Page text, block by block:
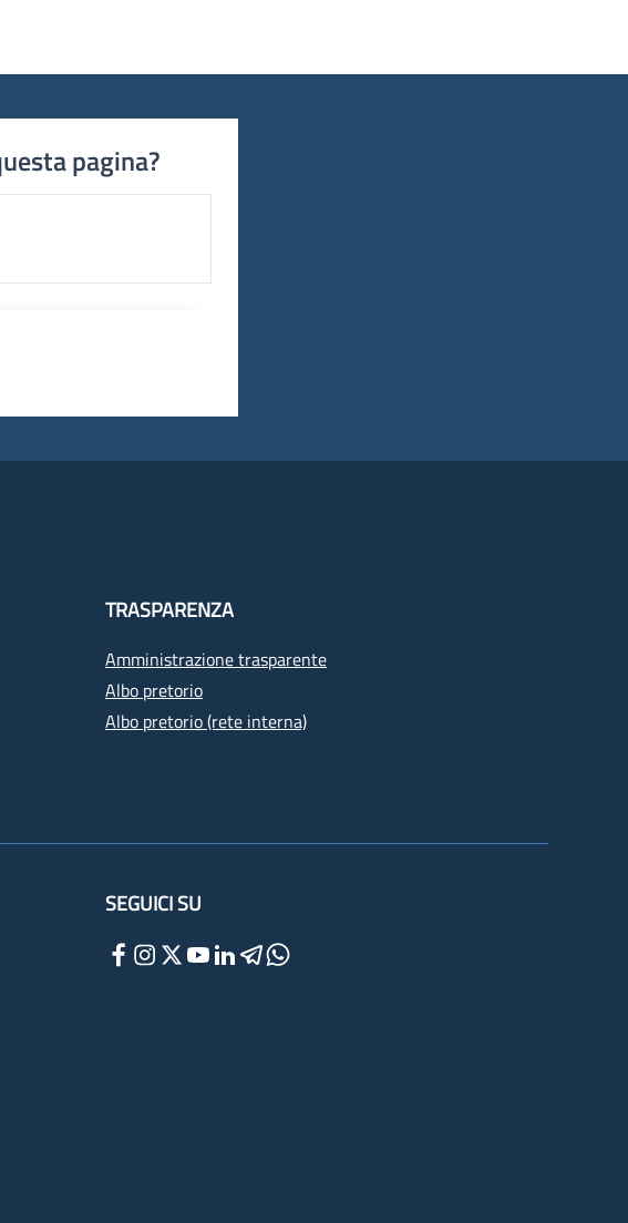
pagina?
TRASPARENZA
Amministrazione trasparente
Albo pretorio
Albo pretorio (rete interna)
SEGUICI SU